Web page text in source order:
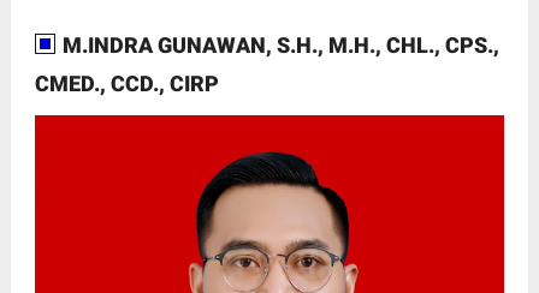
M.INDRA GUNAWAN, S.H., M.H., CHL., CPS.,
CMED., CCD., CIRP